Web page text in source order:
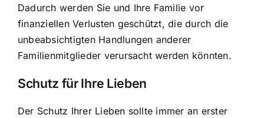
Dadurch werden Sie und Ihre Familie vor
finanziellen Verlusten geschützt, die durch die
unbeabsichtigten Handlungen anderer
Familienmitglieder verursacht werden könnten.
Schutz für Ihre Lieben
Der Schutz Ihrer Lieben sollte immer an erster